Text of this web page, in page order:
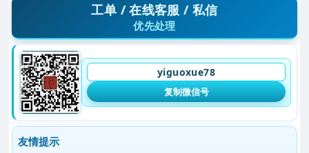
工单 / 在线客服 / 私信
优先处理
yiguoxue78
复制微信号
友情提示